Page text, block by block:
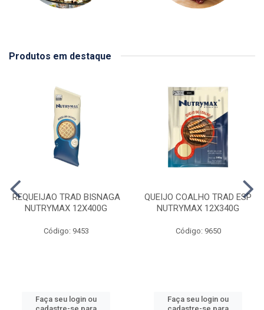
Produtos em destaque
REQUEIJAO TRAD BISNAGA
NUTRYMAX 12X400G
Código: 9453
Faça seu login ou
QUEIJO COALHO TRAD ESP
NUTRYMAX 12X340G
Código: 9650
Faça seu login ou